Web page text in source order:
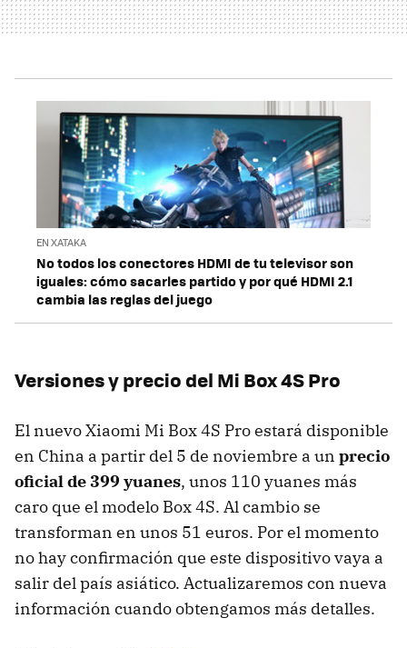
EN XATAKA
No todos los conectores HDMI de tu televisor son
iguales: cómo sacarles partido y por qué HDMI 2.1
cambia las reglas del juego
Versiones y precio del Mi Box 4S Pro
El nuevo Xiaomi Mi Box 4S Pro estará disponible
en China a partir del 5 de noviembre a un precio
oficial de 399 yuanes, unos 110 yuanes más
caro que el modelo Box 4S. Al cambio se
transforman en unos 51 euros. Por el momento
no hay confirmación que este dispositivo vaya a
salir del país asiático. Actualizaremos con nueva
información cuando obtengamos más detalles.